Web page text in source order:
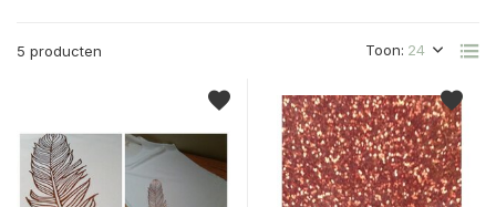
5 producten Toon: